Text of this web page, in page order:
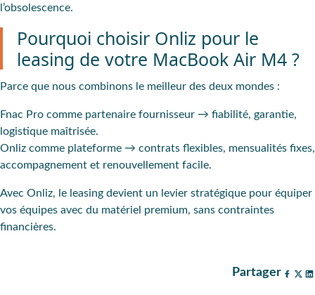
l’obsolescence.
Pourquoi choisir Onliz pour le
leasing de votre MacBook Air M4 ?
Parce que nous combinons le meilleur des deux mondes :
Fnac Pro comme partenaire fournisseur → fiabilité, garantie,
logistique maîtrisée.
Onliz comme plateforme → contrats flexibles, mensualités fixes,
accompagnement et renouvellement facile.
Avec Onliz, le leasing devient un levier stratégique pour équiper
vos équipes avec du matériel premium, sans contraintes
financières.
Partager